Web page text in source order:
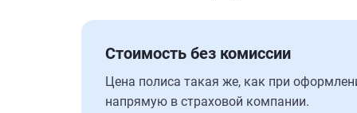
Стоимость без комиссии
Цена полиса такая же, как при
напрямую в страховой компании.